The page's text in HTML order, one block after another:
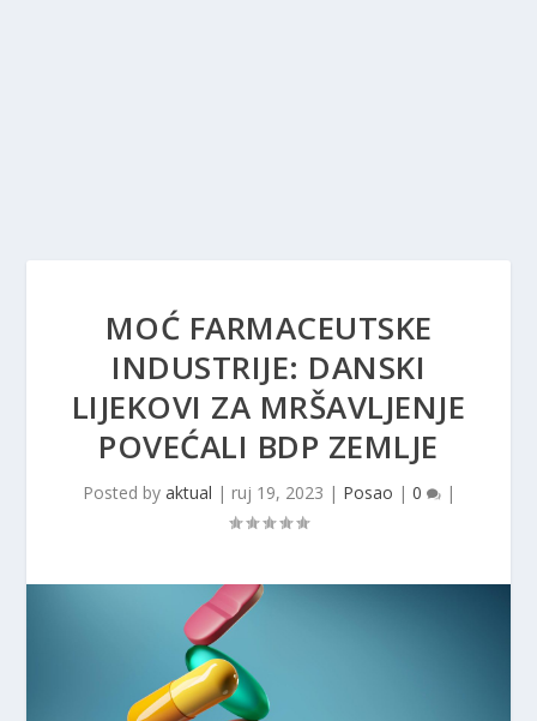
MOĆ FARMACEUTSKE
INDUSTRIJE: DANSKI
LIJEKOVI ZA MRŠAVLJENJE
POVEĆALI BDP ZEMLJE
Posted by aktual | ruj 19, 2023 | Posao | 0 |